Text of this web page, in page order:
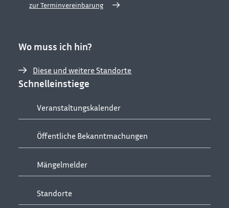
zur Terminvereinbarung
Wo muss ich hin?
Diese und weitere Standorte
Schnelleinstiege
Veranstaltungskalender
Öffentliche Bekanntmachungen
Mängelmelder
Standorte